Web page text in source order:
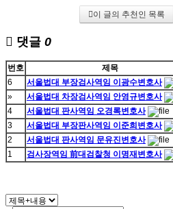
이 글의 추천인 목록
댓글 0
번호 제목
6
서울법대 부장검사역임 이광수변호사
»
서울법대 차장검사역임 안영규변호사
4
서울법대 판사역임 오경록변호사
3
서울법대 부장판사역임 이준희변호사
2
서울법대 판사역임 문유진변호사
1
검사장역임 前대검찰청 이명재변호사